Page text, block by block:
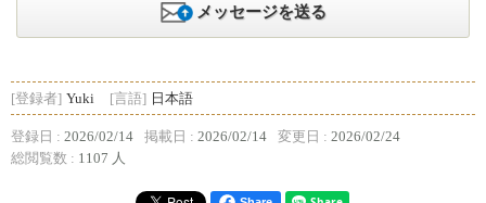
メッセージを送る
[登録者] Yuki [言語] 日本語
登録日 : 2026/02/14 掲載日 : 2026/02/14 変更日 : 2026/02/24
総閲覧数 : 1107 人